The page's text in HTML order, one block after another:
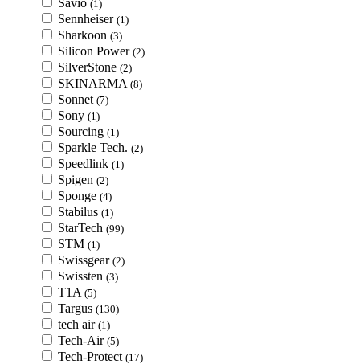
Savio (1)
Sennheiser (1)
Sharkoon (3)
Silicon Power (2)
SilverStone (2)
SKINARMA (8)
Sonnet (7)
Sony (1)
Sourcing (1)
Sparkle Tech. (2)
Speedlink (1)
Spigen (2)
Sponge (4)
Stabilus (1)
StarTech (99)
STM (1)
Swissgear (2)
Swissten (3)
T1A (5)
Targus (130)
tech air (1)
Tech-Air (5)
Tech-Protect (17)